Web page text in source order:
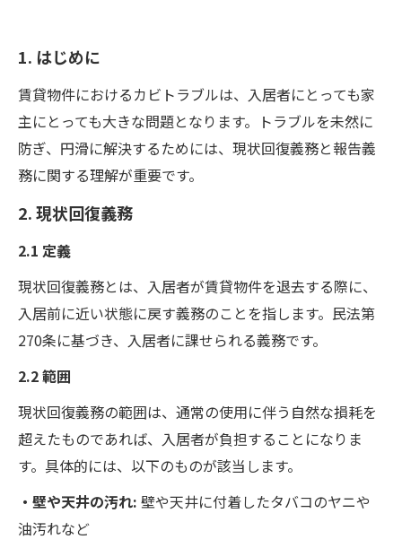
1. はじめに
賃貸物件におけるカビトラブルは、入居者にとっても家
主にとっても大きな問題となります。トラブルを未然に
防ぎ、円滑に解決するためには、現状回復義務と報告義
務に関する理解が重要です。
2. 現状回復義務
2.1 定義
現状回復義務とは、入居者が賃貸物件を退去する際に、
入居前に近い状態に戻す義務のことを指します。民法第
270条に基づき、入居者に課せられる義務です。
2.2 範囲
現状回復義務の範囲は、通常の使用に伴う自然な損耗を
超えたものであれば、入居者が負担することになりま
す。具体的には、以下のものが該当します。
・壁や天井の汚れ: 壁や天井に付着したタバコのヤニや
油汚れなど